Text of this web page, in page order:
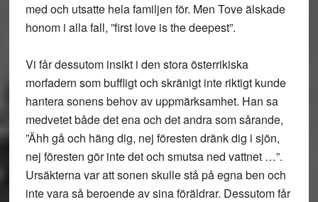
med och utsatte hela familjen för. Men Tove älskade
honom i alla fall, ”first love is the deepest”.
Vi får dessutom insikt i den stora österrikiska
morfadern som buffligt och skränigt inte riktigt kunde
hantera sonens behov av uppmärksamhet. Han sa
medvetet både det ena och det andra som sårande,
”Ähh gå och häng dig, nej föresten dränk dig i sjön,
nej föresten gör inte det och smutsa ned vattnet …”.
Ursäkterna var att sonen skulle stå på egna ben och
inte vara så beroende av sina föräldrar. Dessutom får